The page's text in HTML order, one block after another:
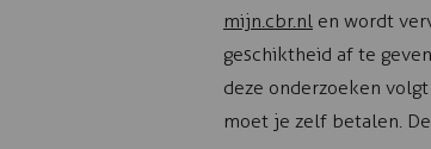
mijn.cbr.nl en wordt
geschiktheid af te
deze onderzoeken
moet je zelf betalen.